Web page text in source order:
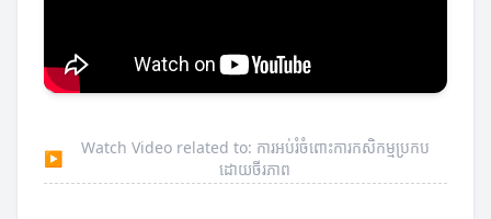
▶
Watch Video related to: ការអប់រំចំពោះការកសិកម្មប្រកប
ដោយចីរភាព